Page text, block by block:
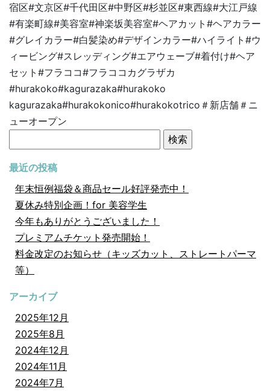
宿区#文京区#千代田区#中野区#杉並区#東西線#大江戸線
#有楽町線#美容室#神楽坂美容室#ヘアカット#ヘアカラー
#グレイカラー#白髪染め#デザインカラー#ハイライト#ウ
ィービング#スレッディング#エアウェーブ#着付け#ヘア
セット#フラココ#フラココカグラザカ
#hurakoko#kagurazaka#hurakoko
kagurazaka#hurakokonico#hurakokotrico＃新店舗＃ニ
ューオープン
索:
最近の投稿
年末恒例福袋＆商品セール好評発売中！
夏休み特別企画！for 美容学生
今年もありがとうございました！
プレミアムチケット発売開始！
料金改定のお知らせ（キッズカット、ストレートパーマ
等）
アーカイブ
2025年12月
2025年8月
2024年12月
2024年11月
2024年7月